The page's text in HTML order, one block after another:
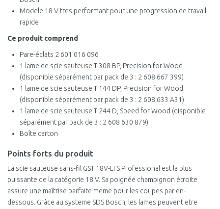
Modele 18 V tres performant pour une progression de travail
rapide
Ce produit comprend
Pare-éclats 2 601 016 096
1 lame de scie sauteuse T 308 BP, Precision for Wood
(disponible séparément par pack de 3 : 2 608 667 399)
1 lame de scie sauteuse T 144 DP, Precision for Wood
(disponible séparément par pack de 3 : 2 608 633 A31)
1 lame de scie sauteuse T 244 D, Speed for Wood (disponible
séparément par pack de 3 : 2 608 630 879)
Boîte carton
Points forts du produit
La scie sauteuse sans-fil GST 18V-LI S Professional est la plus
puissante de la catégorie 18 V. Sa poignée champignon étroite
assure une maîtrise parfaite meme pour les coupes par en-
dessous. Grâce au systeme SDS Bosch, les lames peuvent etre